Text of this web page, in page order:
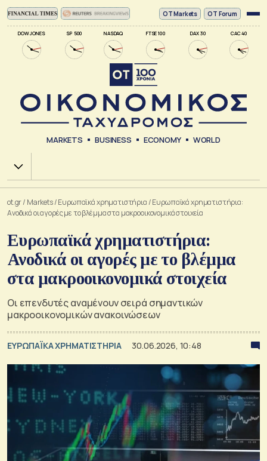
DOW JONES SP 500 NASDAQ FTSE 100 DAX 30 CAC 40
ΟΤ Markets OT Forum
MARKETS BUSINESS ECONOMY WORLD
Χ.Α.
ot.gr/ Markets/Ευρωπαϊκά χρηματιστήρια /Ευρωπαϊκά χρηματιστήρια:
Ανοδικά οι αγορές με το βλέμμα στα μακροοικονομικά στοιχεία
Ευρωπαϊκά χρηματιστήρια:
Ανοδικά οι αγορές με το βλέμμα
στα μακροοικονομικά στοιχεία
Οι επενδυτές αναμένουν σειρά σημαντικών
μακροοικονομικών ανακοινώσεων
ΕΥΡΩΠΑΪΚΑ ΧΡΗΜΑΤΙΣΤΗΡΙΑ 30.06.2026, 10:48